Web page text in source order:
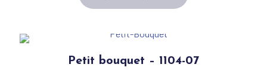
Petit bouquet – 1104-07